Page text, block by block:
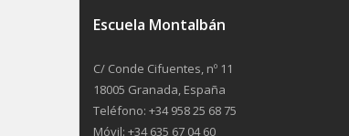
Escuela Montalbán
C/ Conde Cifuentes, nº 11
18005 Granada, España
Teléfono: +34 958 25 68 75
Móvil: +34 635 67 04 60